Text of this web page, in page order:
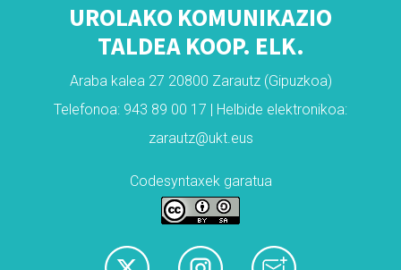
UROLAKO KOMUNIKAZIO
TALDEA KOOP. ELK.
Araba kalea 27 20800 Zarautz (Gipuzkoa)
Telefonoa: 943 89 00 17 | Helbide elektronikoa:
zarautz@ukt.eus
Codesyntaxek garatua